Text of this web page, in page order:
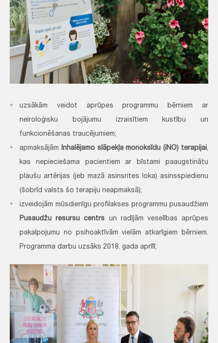
uzsākām veidot aprūpes programmu bērniem ar
neiroloģisku bojājumu izraisītiem kustību un
funkcionēšanas traucējumiem;
apmaksājām Inhalējamo slāpekļa monoksīdu (iNO) terapijai,
kas nepieciešama pacientiem ar bīstami paaugstinātu
plaušu artērijas (jeb mazā asinsrites loka) asinsspiedienu
(šobrīd valsts šo terapiju neapmaksā);
izveidojām mūsdienīgu profilakses programmu pusaudžiem
Pusaudžu resursu centrs un radījām veselības aprūpes
pakalpojumu no psihoaktīvām vielām atkarīgiem bērniem.
Programma darbu uzsāks 2018. gada aprīlī;